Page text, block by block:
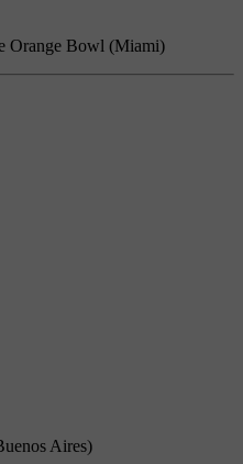
Orange Bowl (Miami)
Aires)